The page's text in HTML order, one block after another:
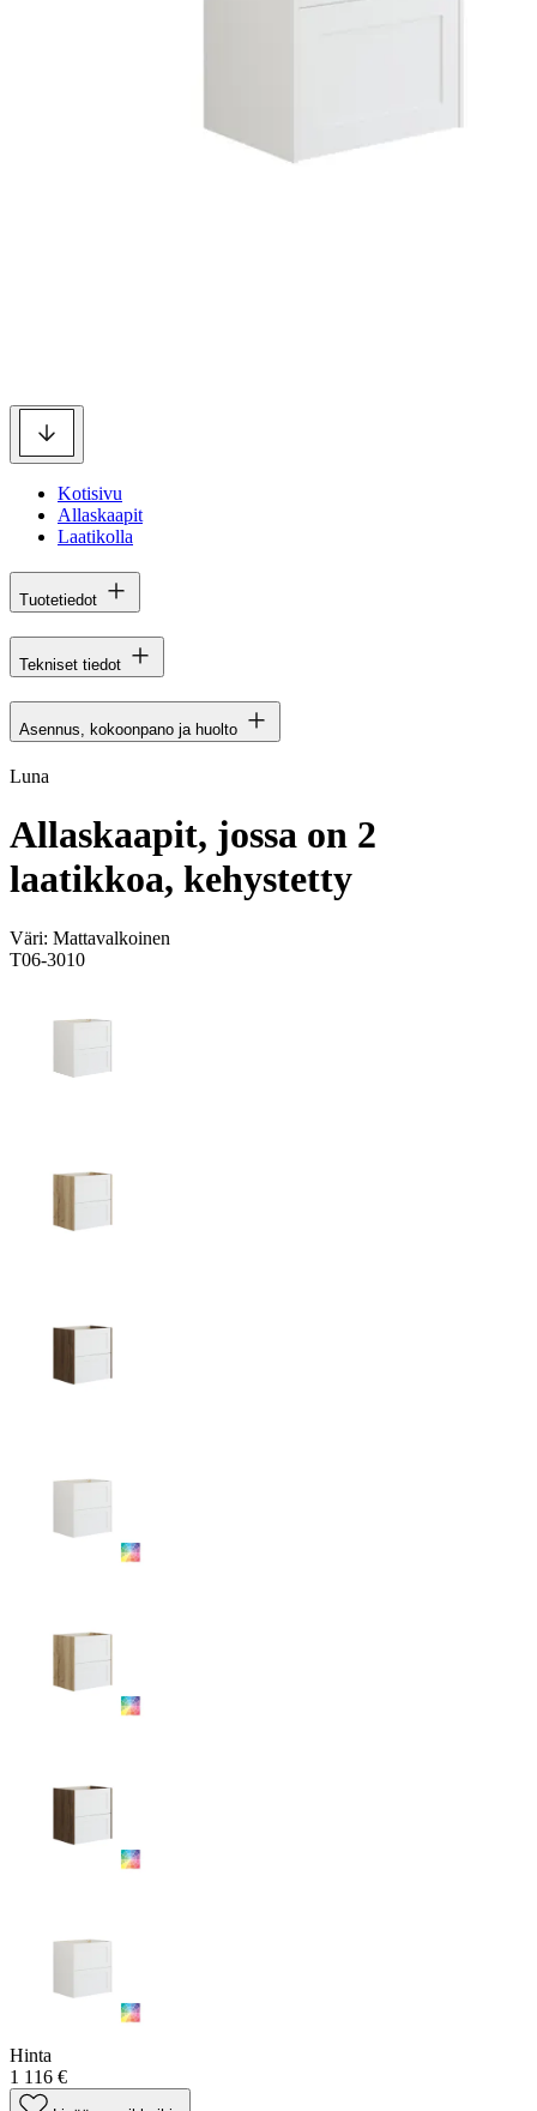
Kotisivu
Allaskaapit
Laatikolla
Tuotetiedot
Tekniset tiedot
Asennus, kokoonpano ja huolto
Luna
Allaskaapit, jossa on 2
laatikkoa, kehystetty
Väri: Mattavalkoinen
T06-3010
Hinta
1 116 €